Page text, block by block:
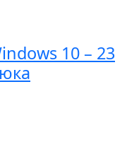
10 – 23